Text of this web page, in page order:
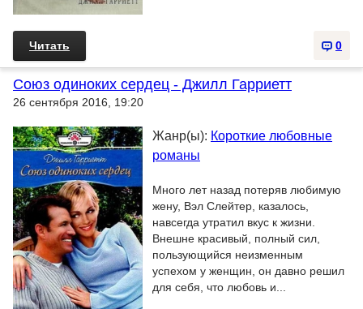
0
Читать
Союз одиноких сердец - Джилл Гарриетт
26 сентября 2016, 19:20
Жанр(ы): Короткие любовные
романы
Много лет назад потеряв любимую
жену, Вэл Слейтер, казалось,
навсегда утратил вкус к жизни.
Внешне красивый, полный сил,
пользующийся неизменным
успехом у женщин, он давно решил
для себя, что любовь и...